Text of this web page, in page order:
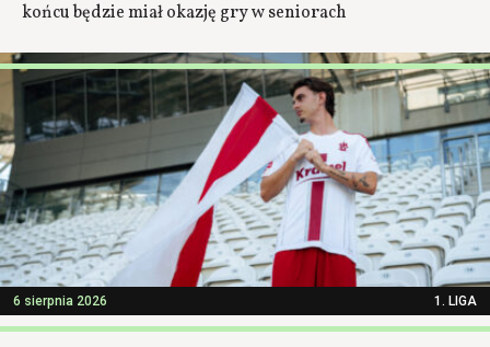
końcu będzie miał okazję gry w seniorach
6 sierpnia 2026 1. LIGA